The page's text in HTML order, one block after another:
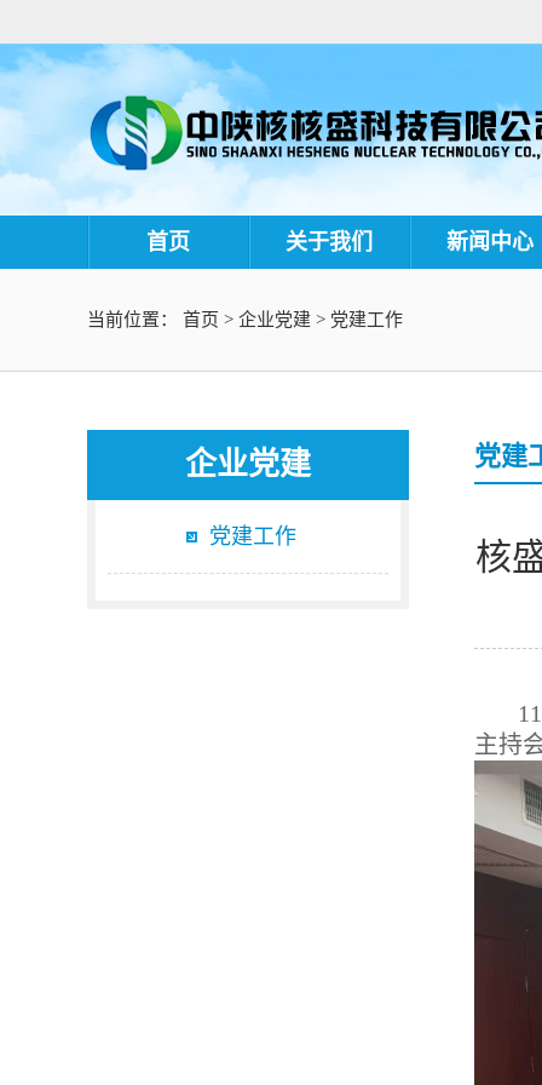
首页 关于我们 新闻中心
当前位置： 首页 > 企业党建 > 党建工作
企业党建
党建工作
党建
核
主持